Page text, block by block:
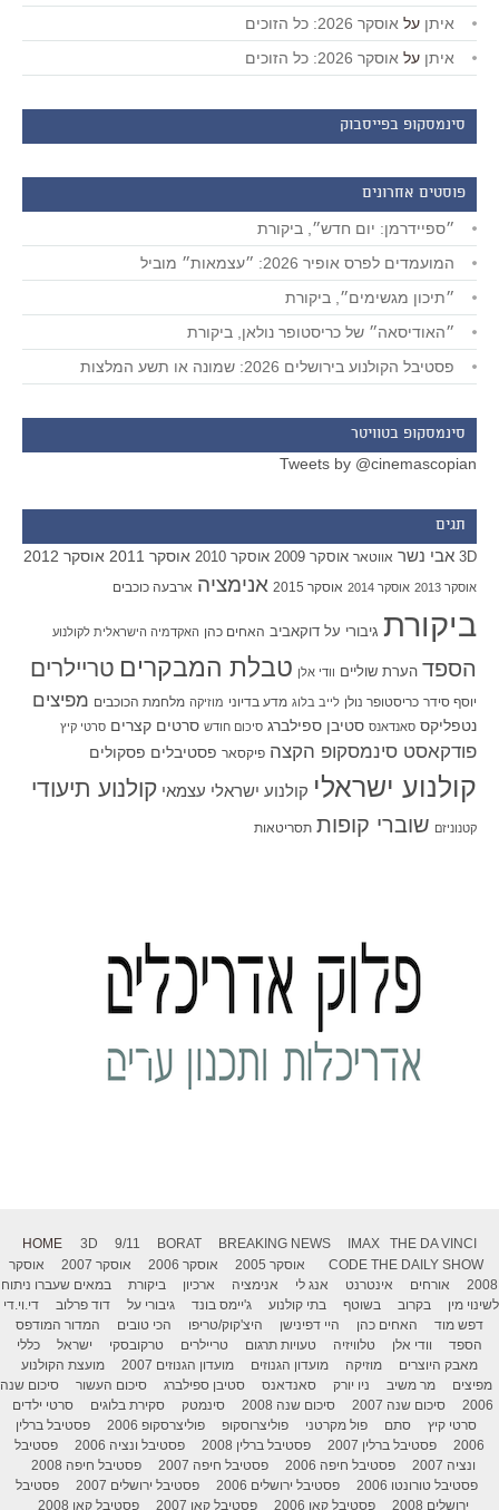
איתן על אוסקר 2026: כל הזוכים
איתן על אוסקר 2026: כל הזוכים
סינמסקופ בפייסבוק
פוסטים אחרונים
״ספיידרמן: יום חדש״, ביקורת
המועמדים לפרס אופיר 2026: ״עצמאות״ מוביל
״תיכון מגשימים״, ביקורת
״האודיסאה״ של כריסטופר נולאן, ביקורת
פסטיבל הקולנוע בירושלים 2026: שמונה או תשע המלצות
סינמסקופ בטוויטר
Tweets by @cinemascopian
תגים
3D אבי נשר אווטאר אוסקר 2009 אוסקר 2010 אוסקר 2011 אוסקר 2012
אוסקר 2013 אוסקר 2014 אוסקר 2015 אנימציה ארבעה כוכבים
ביקורת גיבורי על דוקאביב האחים כהן האקדמיה הישראלית לקולנוע
הספד הערת שוליים וודי אלן טבלת המבקרים טריילרים
יוסף סידר כריסטופר נולן לייב בלוג מדע בדיוני מוזיקה מלחמת הכוכבים מפיצים
נטפליקס סאנדאנס סטיבן ספילברג סיכום חודש סרטים קצרים סרטי קיץ
פודקאסט סינמסקופ הקצה פיקסאר פסטיבלים פסקולים
קולנוע ישראלי קולנוע ישראלי עצמאי קולנוע תיעודי
קטנוניזם שוברי קופות תסריטאות
HOME 3D 9/11 BORAT BREAKING NEWS IMAX
THE DA VINCI
CODE THE DAILY SHOW אוסקר 2005 אוסקר 2006 אוסקר 2007
אוסקר
2008
אורחים אינטרנט אנג לי אנימציה ארכיון ביקורת
במאים שעברו ניתוח
לשינוי מין
בקרוב בשוטף בתי קולנוע ג'יימס בונד גיבורי על דוד פרלוב
די.וי.די
דפש מוד
האחים כהן היי דפינישן היצ'קוק/טריפו הכי טובים
המדור המודפס
הספד
וודי אלן טלוויזיה טעויות תרגום טריילרים טרקובסקי ישראל
כללי
מאבק היוצרים
מוזיקה מועדון הגנוזים מועדון הגנוזים 2007
מועצת הקולנוע
מפיצים
מר משיב ניו יורק סאנדאנס סטיבן ספילברג סיכום העשור
סיכום שנה
2006
סיכום שנה 2007 סיכום שנה 2008 סינמטק סקירת בלוגים
סרטי ילדים
סרטי קיץ
סתם פול מקרטני פוליצרוסקופ פוליצרסקופ 2006
פסטיבל ברלין
2006
פסטיבל ברלין 2007 פסטיבל ברלין 2008 פסטיבל ונציה 2006
פסטיבל
ונציה 2007
פסטיבל חיפה 2006 פסטיבל חיפה 2007
פסטיבל חיפה 2008
פסטיבל טורונטו 2006
פסטיבל ירושלים 2006 פסטיבל ירושלים 2007
פסטיבל
ירושלים 2008
פסטיבל קאן 2006 פסטיבל קאן 2007 פסטיבל קאן 2008